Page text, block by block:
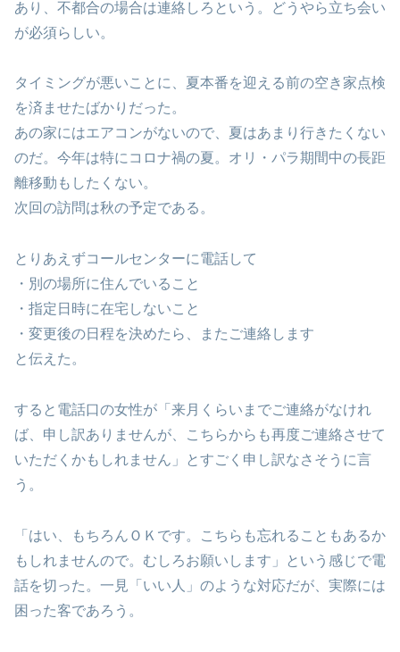
あり、不都合の場合は連絡しろという。どうやら立ち会い
が必須らしい。
タイミングが悪いことに、夏本番を迎える前の空き家点検
を済ませたばかりだった。
あの家にはエアコンがないので、夏はあまり行きたくない
のだ。今年は特にコロナ禍の夏。オリ・パラ期間中の長距
離移動もしたくない。
次回の訪問は秋の予定である。
とりあえずコールセンターに電話して
・別の場所に住んでいること
・指定日時に在宅しないこと
・変更後の日程を決めたら、またご連絡します
と伝えた。
すると電話口の女性が「来月くらいまでご連絡がなけれ
ば、申し訳ありませんが、こちらからも再度ご連絡させて
いただくかもしれません」とすごく申し訳なさそうに言
う。
「はい、もちろんＯＫです。こちらも忘れることもあるか
もしれませんので。むしろお願いします」という感じで電
話を切った。一見「いい人」のような対応だが、実際には
困った客であろう。